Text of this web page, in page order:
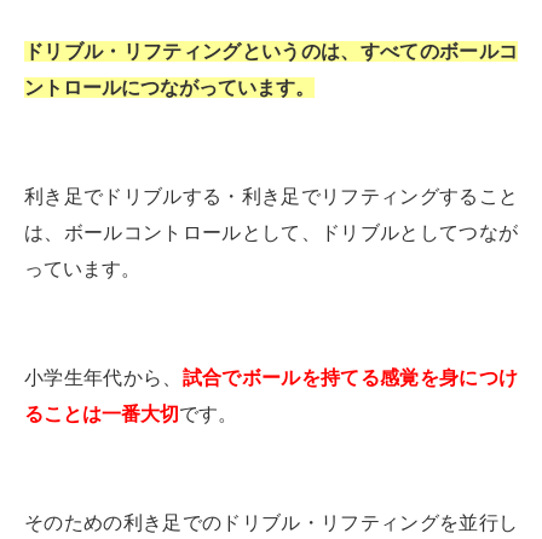
ドリブル・リフティングというのは、すべてのボールコ
ントロールにつながっています。
利き足でドリブルする・利き足でリフティングすること
は、ボールコントロールとして、ドリブルとしてつなが
っています。
小学生年代から、 試合でボールを持てる感覚を身につけ
ることは一番大切です。
そのための利き足でのドリブル・リフティングを並行し